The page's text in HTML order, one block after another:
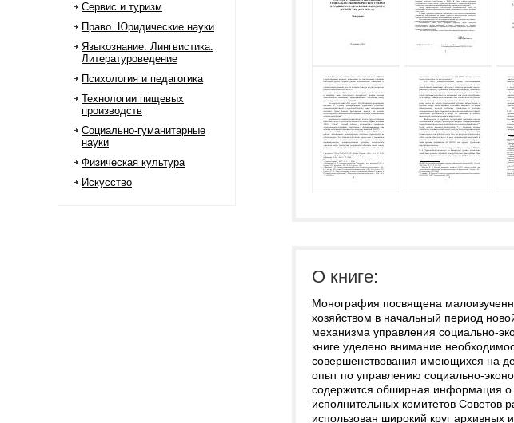
Сервис и туризм
Право. Юридические науки
Языкознание. Лингвистика.
Литературоведение
Психология и педагогика
Технологии пищевых
производств
Социально-гуманитарные
науки
Физическая культура
Искусство
О книге:
Монография посвящена
хозяйством в начальный период
механизма управления социально-
книге уделено внимание
совершенствования имеющихся на
опыт по управлению социально-
содержится обширная информация о
исполнительных комитетов Советов
использован широкий круг архивных